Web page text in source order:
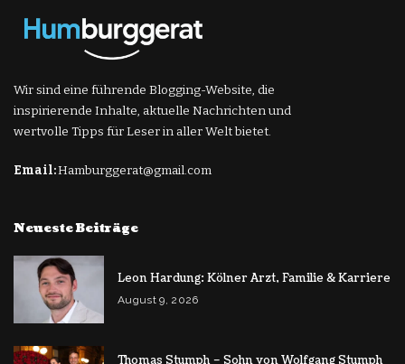
Wir sind eine führende Blogging-Website, die
inspirierende Inhalte, aktuelle Nachrichten und
wertvolle Tipps für Leser in aller Welt bietet.
Email:Hamburggerat@gmail.com
Neueste Beiträge
Leon Hardung: Kölner Arzt, Familie & Karriere
August 9, 2026
Thomas Stumph – Sohn von Wolfgang Stumph